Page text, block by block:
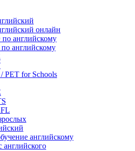
онлайн
английскому
английскому
PET for Schools
английскому